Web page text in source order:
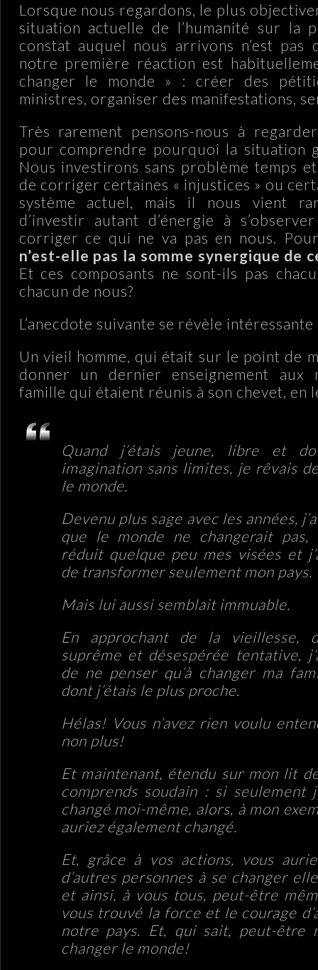
Lorsque nous regardons, le plus
situation actuelle de l’humanité sur la
constat auquel nous arrivons n’est
notre première réaction est
changer le monde » : créer des
ministres, organiser des manifestations,
Très rarement pensons-nous à
pour comprendre pourquoi la situation
Nous investirons sans problème temps
de corriger certaines « injustices » ou
système actuel, mais il nous vient
d’investir autant d’énergie à
corriger ce qui ne va pas en nous.
n’est-elle pas la somme synergique de
Et ces composants ne sont-ils pas
chacun de nous?
L’anecdote suivante se révèle intéressante
Un vieil homme, qui était sur le point de
donner un dernier enseignement aux
famille qui étaient réunis à son chevet, en
Quand j’étais jeune, libre et
imagination sans limites, je rêvais
le monde.
Devenu plus sage avec les années,
que le monde ne changerait pas,
réduit quelque peu mes visées et
de transformer seulement mon pays.
Mais lui aussi semblait immuable.
En approchant de la vieillesse,
suprême et désespérée tentative,
de ne penser qu’à changer ma
dont j’étais le plus proche.
Hélas! Vous n’avez rien voulu
non plus!
Et maintenant, étendu sur mon lit
comprends soudain : si seulement
changé moi-même, alors, à mon
auriez également changé.
Et, grâce à vos actions, vous
d’autres personnes à se changer
et ainsi, à vous tous, peut-être
vous trouvé la force et le courage
notre pays. Et, qui sait, peut-être
changer le monde!